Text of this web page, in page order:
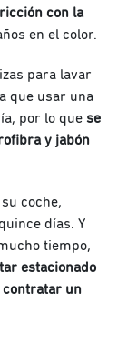
con la
en el color.
para lavar
que usar una
por lo quese
y jabón
coche,
días. Y
tiempo,
estacionado
contratar un